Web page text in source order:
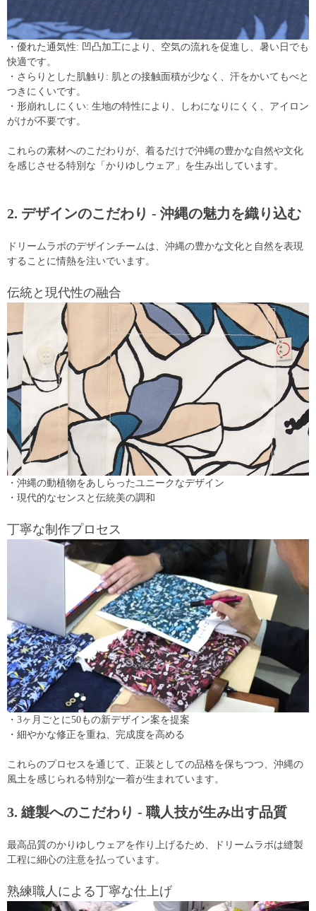
・優れた通気性: 凹凸加工により、空気の流れを促進し、暑い日でも
快適です。
・さらりとした肌触り: 肌との接触面積が少なく、汗をかいてもべと
つきにくいです。
・形崩れしにくい: 生地の特性により、しわになりにくく、アイロン
がけが不要です。
これらの素材へのこだわりが、着るだけで沖縄の豊かな自然や文化
を感じさせる特別な「かりゆしウェア」を生み出しています。
2. デザインのこだわり - 沖縄の魅力を織り込む
ドリームラボのデザインチームは、沖縄の豊かな文化と自然を表現
することに情熱を注いでいます。
伝統と現代性の融合
・沖縄の動植物をあしらったユニークなデザイン
・現代的なセンスと伝統美の調和
丁寧な制作プロセス
・3ヶ月ごとに50もの新デザイン案を提案
・細やかな修正を重ね、完成度を高める
これらのプロセスを通じて、正装としての品格を保ちつつ、沖縄の
風土を感じられる特別な一着が生まれています。
3. 縫製へのこだわり - 職人技が生み出す品質
最高品質のかりゆしウェアを作り上げるため、ドリームラボは縫製
工程に細心の注意を払っています。
熟練職人による丁寧な仕上げ